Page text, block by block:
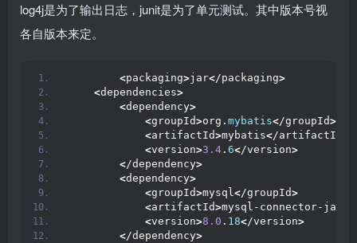
log4j是为了输出日志，junit是为了单元测试。其中版本号视
各自版本来定。
<packaging>jar</packaging>
<dependencies>
<dependency>
<groupId>org. mybatis</groupId>
<artifactId>mybatis</artifactId
<version>3.4 . 6</version>
</dependency>
<dependency>
<groupId>mysql</groupId>
<artifactId>mysql-connector-java
<version>8.0 . 18</version>
</dependency>